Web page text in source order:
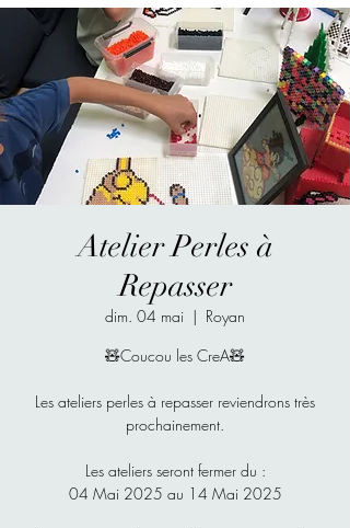
Atelier Perles à
Repasser
dim. 04 mai
  |
Royan
🧸Coucou les CreA🧸
Les ateliers perles à repasser reviendrons très
prochainement.
Les ateliers seront fermer du :
04 Mai 2025 au 14 Mai 2025